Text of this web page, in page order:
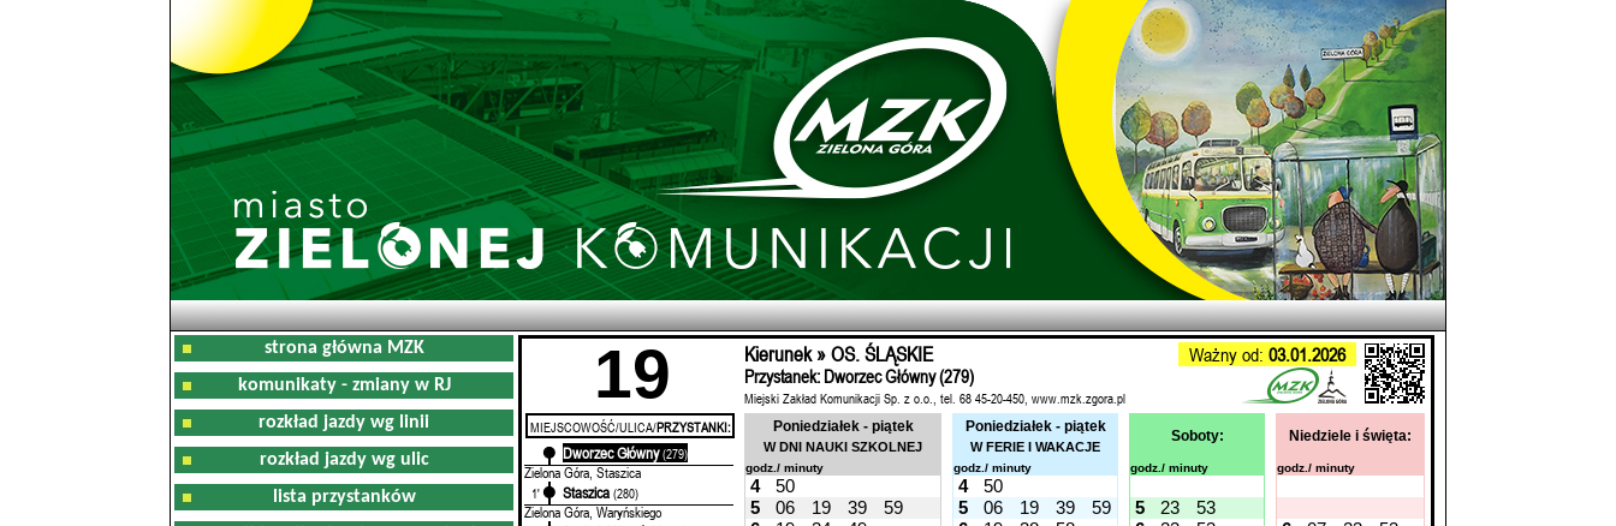
strona główna MZK
komunikaty - zmiany w RJ
rozkład jazdy wg linii
rozkład jazdy wg ulic
lista przystanków
19 Kierunek » OS. ŚLĄSKIE Ważny od: 03.01.2026
Przystanek: Dworzec Główny (279)
Miejski Zakład Komunikacji Sp. z o.o., tel. 68 45-20-450, www.mzk.zgora.pl
MIEJSCOWOŚĆ/ULICA/PRZYSTANKI:
Dworzec Główny (279)
Zielona Góra, Staszica
1' Staszica (280)
Zielona Góra, Waryńskiego
Poniedziałek - piątek
W DNI NAUKI SZKOLNEJ
Poniedziałek - piątek
W FERIE I WAKACJE
Soboty: Niedziele i święta:
godz./ minuty godz./ minuty godz./ minuty godz./ minuty
4 50 4
50
5
06 19 39 59 5 06 19 39 59 5 23
53